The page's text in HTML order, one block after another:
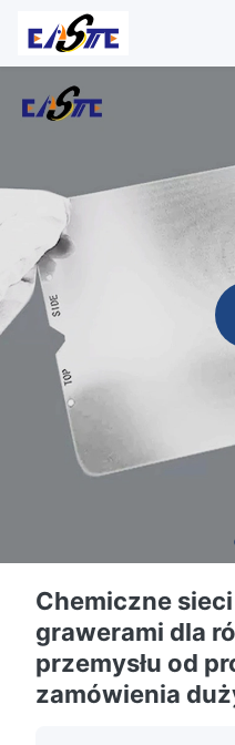
Chemiczne
grawerami dla
przemysłu od
zamówienia